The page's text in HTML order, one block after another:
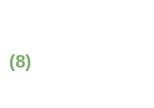
(8)